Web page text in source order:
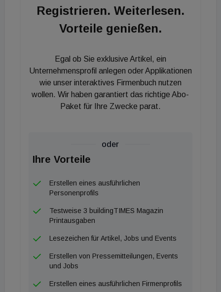
werden aus Holz gefertigt. Die großformatigen
Bauelemente werden industriell vorgefertigt und auf
der Baustelle montiert. Das gleiche gilt für die
verbinden wir Nachhaltigkeit, Effizienz und ein
gesundes Raumklima. Die industrielle Vorfertigung
beschleunigt den Bauablauf, erhöht die Qualität und
reduziert Emissionen sowie Lärm auf der
&amp; Müller. Die Holzelemente stammen von der
Firma Rhomberg aus Bregenz. Sämtliche
Concrete) ausgeführt – das heißt, ein Teil der
Gesteinskörnung wird durch recycelte Materialien
ersetzt.
Einsatz von BIM
Ein weiteres Highlight ist der umfassende Einsatz
Architekten, Fachplaner und Bauunternehmen
Registrieren. Weiterlesen.
Vorteile genießen.
Egal ob Sie exklusive Artikel, ein
Unternehmensprofil anlegen oder Applikationen
wie unser interaktives Firmenbuch nutzen
wollen. Wir haben garantiert das richtige Abo-
Paket für Ihre Zwecke parat.
oder
Ihre Vorteile
Erstellen eines ausführlichen
Personenprofils
Testweise 3 buildingTIMES Magazin
Printausgaben
Lesezeichen für Artikel, Jobs und Events
Erstellen von Pressemitteilungen, Events
und Jobs
Erstellen eines ausführlichen Firmenprofils